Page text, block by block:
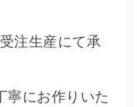
注生産にて承
寧にお作りいた